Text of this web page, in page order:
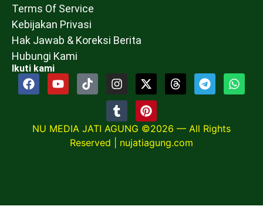
Terms Of Service
Kebijakan Privasi
Hak Jawab & Koreksi Berita
Hubungi Kami
Ikuti kami
NU MEDIA JATI AGUNG ©2026 — All Rights
Reserved | nujatiagung.com